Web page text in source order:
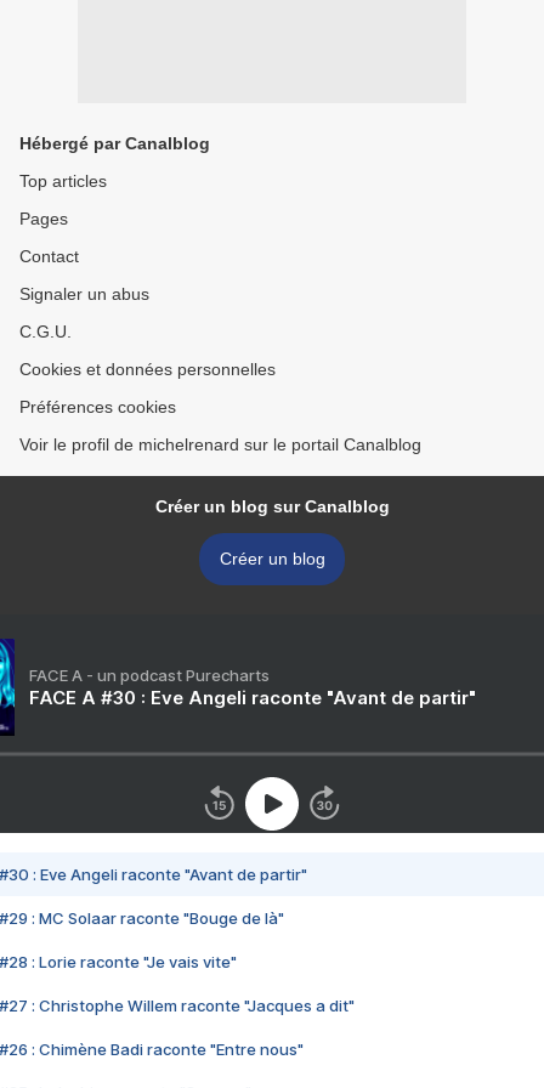
Hébergé par Canalblog
Top articles
Pages
Contact
Signaler un abus
C.G.U.
Cookies et données personnelles
Préférences cookies
Voir le profil de michelrenard sur le portail Canalblog
Créer un blog sur Canalblog
Créer un blog
FACE A - un podcast Purecharts
FACE A #30 : Eve Angeli raconte "Avant de partir"
#30 : Eve Angeli raconte "Avant de partir"
#29 : MC Solaar raconte "Bouge de là"
#28 : Lorie raconte "Je vais vite"
#27 : Christophe Willem raconte "Jacques a dit"
#26 : Chimène Badi raconte "Entre nous"